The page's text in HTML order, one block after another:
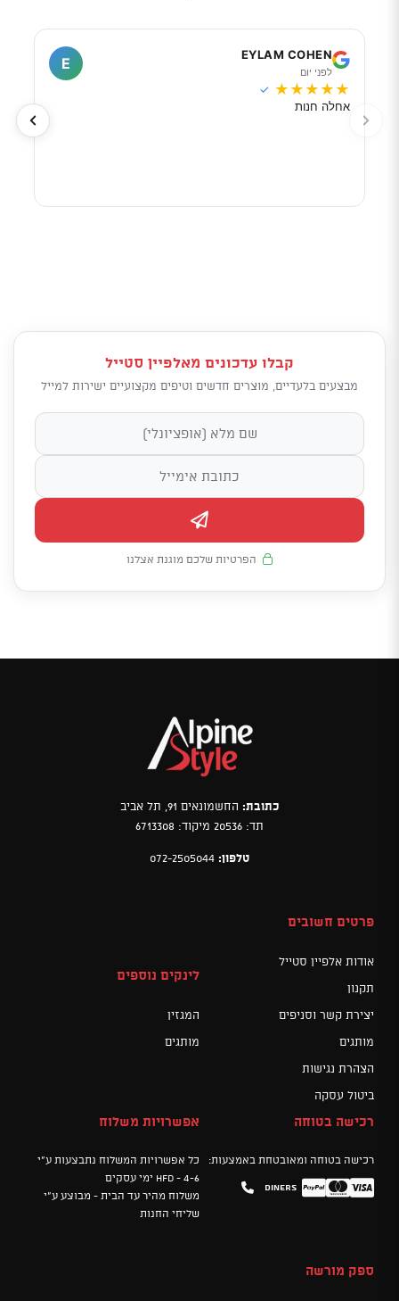
EYLAM COHEN
לפני יום
E
★
★
★
★
★
✓
אחלה חנות
קבלו עדכונים מאלפיין סטייל
מבצעים בלעדיים, מוצרים חדשים וטיפים מקצועיים ישירות למייל
הפרטיות שלכם מוגנת אצלנו
כתובת: החשמונאים 91, תל אביב
תד: 20536 מיקוד: 6713308
טלפון: 072-2505044
פרטים חשובים
אודות אלפיין סטייל
תקנון
יצירת קשר וסניפים
מותגים
הצהרת נגישות
ביטול עסקה
לינקים נוספים
המגזין
מותגים
רכישה בטוחה
רכישה בטוחה ומאובטחת באמצעות:
Visa
Mastercard
PayPal
Diners
אפשרויות משלוח
כל אפשרויות המשלוח נתבצעות ע"י
HFD - 4-6 ימי עסקים
משלוח מהיר עד הבית - מבוצע ע"י
שליחי החנות
ספק מורשה